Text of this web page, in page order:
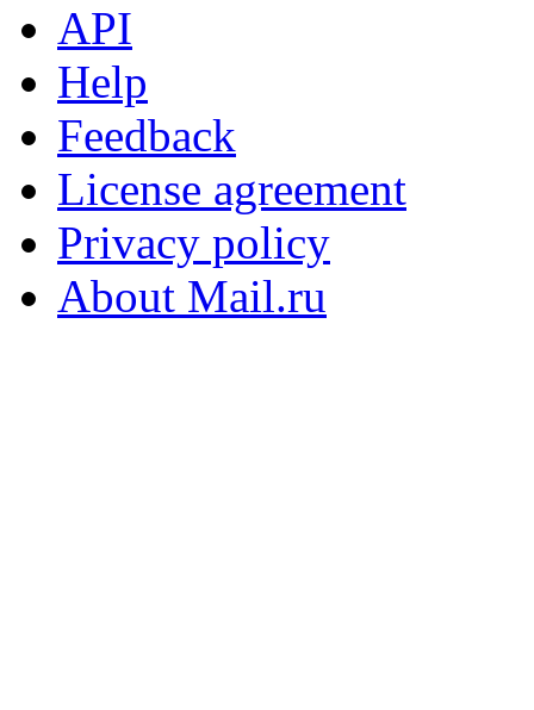
API
Help
Feedback
License agreement
Privacy policy
About Mail.ru